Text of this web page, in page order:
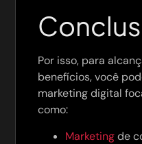
Por isso, para
benefícios, você
marketing digital
como:
Marketingde